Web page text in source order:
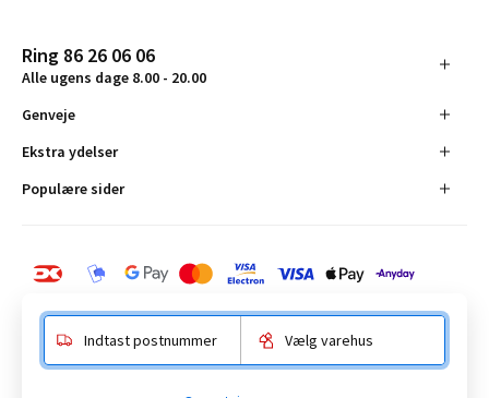
Ring 86 26 06 06
Alle ugens dage 8.00 - 20.00
Genveje
Ekstra ydelser
Populære sider
Indtast postnummer Vælg varehus